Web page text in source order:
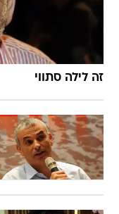
זה לילה סתווי